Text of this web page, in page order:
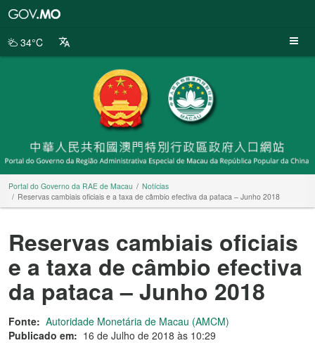
da
34°C
Portal do Governo da RAE de Macau
Notícias
Reservas cambiais oficiais e a taxa de câmbio efectiva da pataca – Junho 2018
Reservas cambiais oficiais
e a taxa de câmbio efectiva
da pataca – Junho 2018
Fonte: Autoridade Monetária de Macau (AMCM)
Publicado em: 16 de Julho de 2018 às 10:29